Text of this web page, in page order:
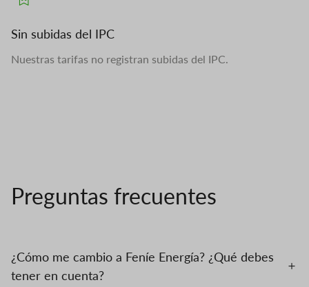
Sin subidas del IPC
Nuestras tarifas no registran subidas del IPC.
Preguntas frecuentes
¿Cómo me cambio a Feníe Energía? ¿Qué debes
tener en cuenta?